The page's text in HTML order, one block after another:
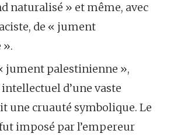
naturalisé » et même, avec
de « jument
».
jument palestinienne »,
intellectuel d’une vaste
une cruauté symbolique. Le
imposé par l’empereur